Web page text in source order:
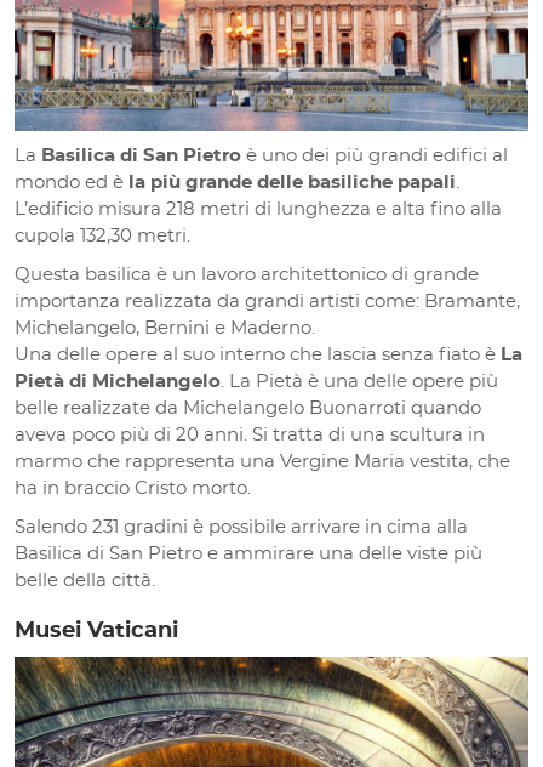
La Basilica di San Pietro è uno dei più grandi edifici al
mondo ed è la più grande delle basiliche papali.
L’edificio misura 218 metri di lunghezza e alta fino alla
cupola 132,30 metri.
Questa basilica è un lavoro architettonico di grande
importanza realizzata da grandi artisti come: Bramante,
Michelangelo, Bernini e Maderno.
Una delle opere al suo interno che lascia senza fiato è La
Pietà di Michelangelo. La Pietà è una delle opere più
belle realizzate da Michelangelo Buonarroti quando
aveva poco più di 20 anni. Si tratta di una scultura in
marmo che rappresenta una Vergine Maria vestita, che
ha in braccio Cristo morto.
Salendo 231 gradini è possibile arrivare in cima alla
Basilica di San Pietro e ammirare una delle viste più
belle della città.
Musei Vaticani